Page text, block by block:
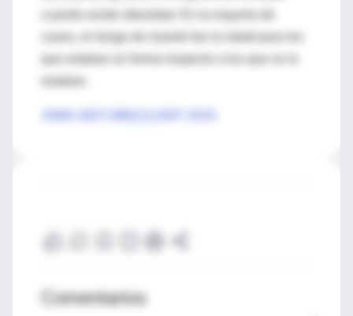
cuando existe obesidad. En la mayoría de
casos, el riesgo de muerte fue la mitad para los
Comentarios